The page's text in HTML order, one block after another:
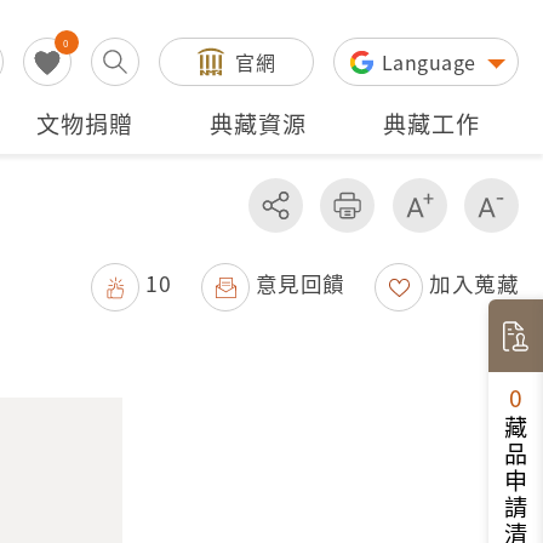
0
官網 Language
文物捐贈 典藏資源 典藏工作
分享 友善列印 增加字級
10 意見回饋 加入蒐藏
0
藏品申請清單